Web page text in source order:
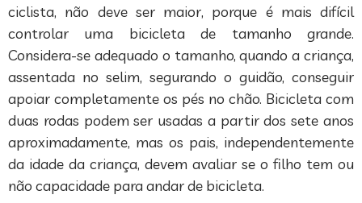
ciclista, não deve ser maior, porque é mais difícil
controlar uma bicicleta de tamanho grande.
Considera-se adequado o tamanho, quando a criança,
assentada no selim, segurando o guidão, conseguir
apoiar completamente os pés no chão. Bicicleta com
duas rodas podem ser usadas a partir dos sete anos
aproximadamente, mas os pais, independentemente
da idade da criança, devem avaliar se o filho tem ou
não capacidade para andar de bicicleta.